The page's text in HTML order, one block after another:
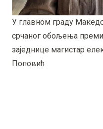
У главном граду
срчаног обољења
заједнице магистар
Поповић